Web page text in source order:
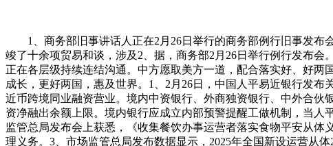
1、商务部旧事讲话人正在2月26日举行的商务部例行旧事发布
竣了十余项贸易和谈，涉及2、据，商务部2月26日举行例行发布
正在各层级持续连结沟通。中方愿取美方一道，配合落实好、好
成长，更好两国，惠及世界。1、2月26日，中国人平易近银行发
近币跨境同业融资营业。境内中资银行、外商独资银行、中外合
资净融出余额上限。境内银行应成立内部预警提醒工做机制，当
监管总局发布会上获悉，《收集餐饮办事运营者落实食物平安从
理义务。3、市场监管总局发布数据显示，2025年全国新设运营从